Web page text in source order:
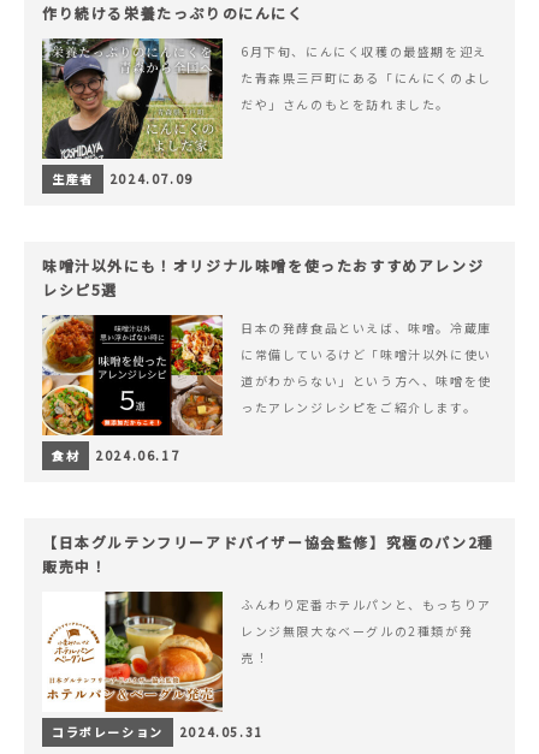
作り続ける栄養たっぷりのにんにく
6月下旬、にんにく収穫の最盛期を迎え
た青森県三戸町にある「にんにくのよし
だや」さんのもとを訪れました。
生産者 2024.07.09
味噌汁以外にも！オリジナル味噌を使ったおすすめアレンジ
レシピ5選
日本の発酵食品といえば、味噌。冷蔵庫
に常備しているけど「味噌汁以外に使い
道がわからない」という方へ、味噌を使
ったアレンジレシピをご紹介します。
食材 2024.06.17
【日本グルテンフリーアドバイザー協会監修】究極のパン2種
販売中！
ふんわり定番ホテルパンと、もっちりア
レンジ無限大なベーグルの2種類が発
売！
コラボレーション 2024.05.31